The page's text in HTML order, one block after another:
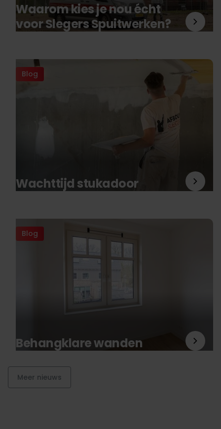
Waarom kies je nou écht
voor Slegers Spuitwerken?
Blog
Wachttijd stukadoor
Blog
Behangklare wanden
Meer nieuws